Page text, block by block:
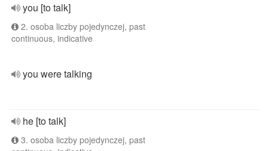
you [to talk]
2. osoba liczby pojedynczej, past
continuous, indicative
you were talking
he [to talk]
3. osoba liczby pojedynczej, past